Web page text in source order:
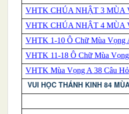
VHTK CHÚA NHẬT 3 MÙA
VHTK CHÚA NHẬT 4 MÙA
VHTK 1-10 Ô Chữ Mùa Vọng
VHTK 11-18 Ô Chữ Mùa
VHTK Mùa Vọng A 38 Câu
VUI HỌC THÁNH KINH 84